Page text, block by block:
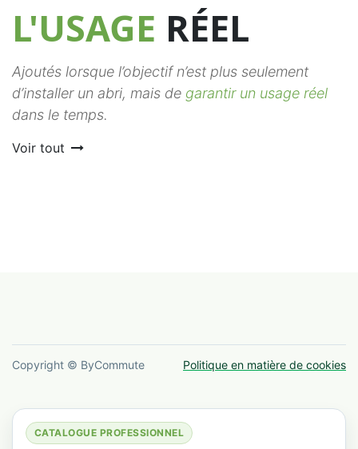
L'USAGE RÉEL
Ajoutés lorsque l’objectif n’est plus seulement
d’installer un abri, mais de garantir un usage réel
dans le temps.
Voir tout
Copyright © ByCommute Politique en matière de cookies
CATALOGUE PROFESSIONNEL